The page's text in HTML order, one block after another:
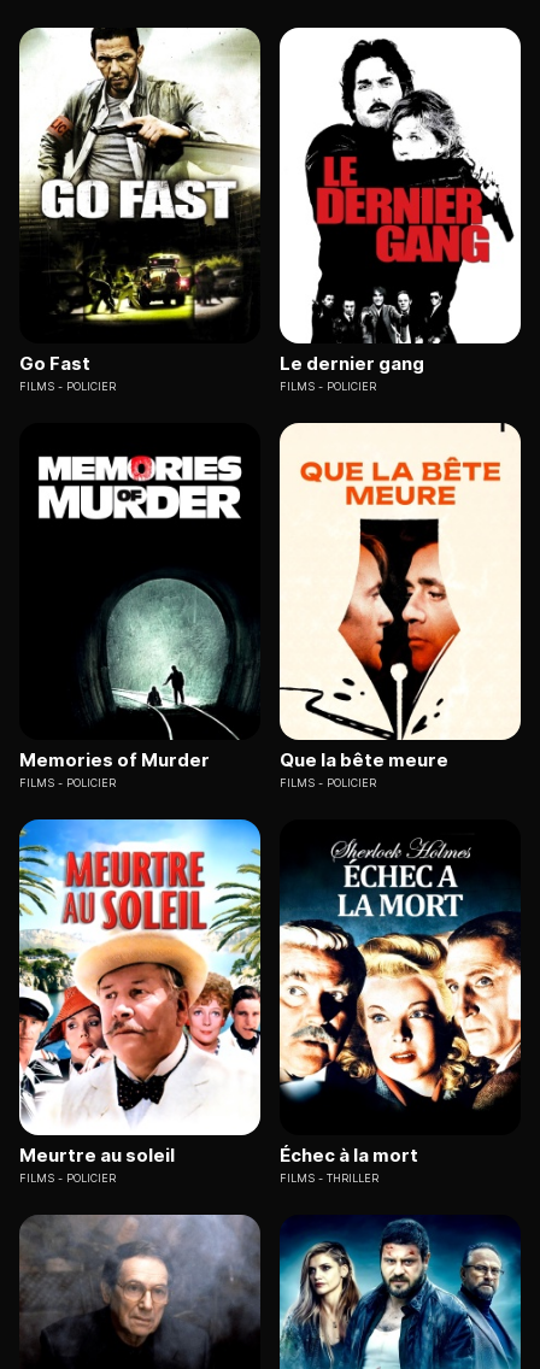
Go Fast
FILMS POLICIER
Le dernier gang
FILMS POLICIER
Memories of Murder
FILMS POLICIER
Que la bête meure
FILMS POLICIER
Meurtre au soleil
FILMS POLICIER
Échec à la mort
FILMS THRILLER